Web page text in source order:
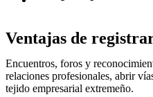
Ventajas de
Encuentros, foros y
relaciones profesionales, abrir
tejido empresarial extremeño.